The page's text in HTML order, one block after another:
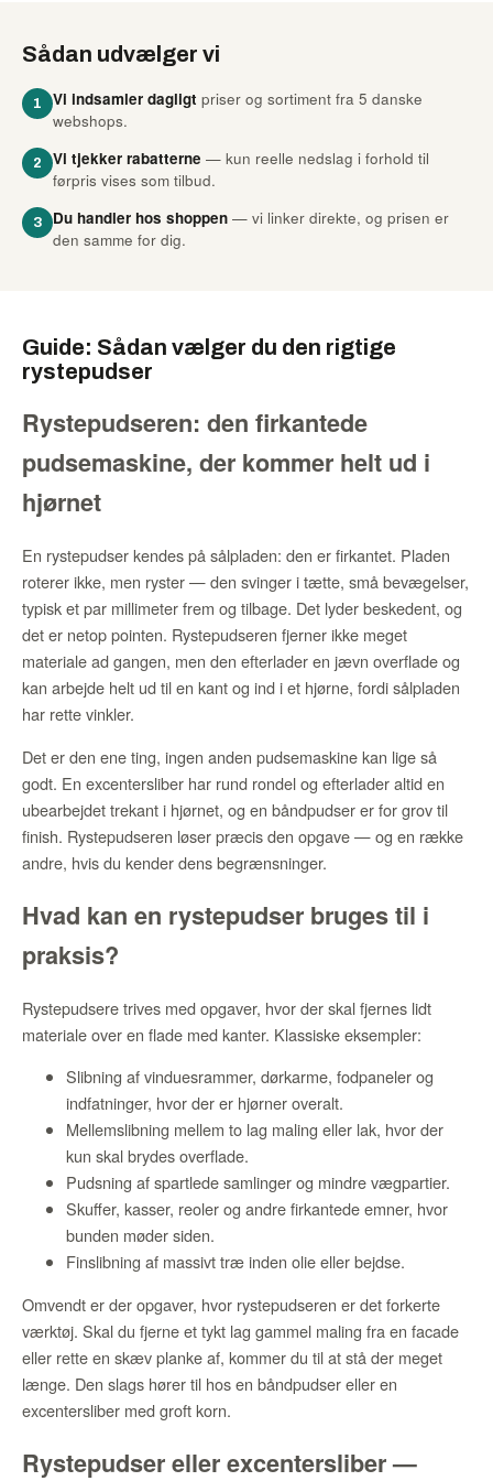
Sådan udvælger vi
1 Vi indsamler dagligt priser og sortiment fra 5 danske
webshops.
2 Vi tjekker rabatterne — kun reelle nedslag i forhold til
førpris vises som tilbud.
3 Du handler hos shoppen — vi linker direkte, og prisen er
den samme for dig.
Guide: Sådan vælger du den rigtige
rystepudser
Rystepudseren: den firkantede
pudsemaskine, der kommer helt ud i
hjørnet
En rystepudser kendes på sålpladen: den er firkantet. Pladen
roterer ikke, men ryster — den svinger i tætte, små bevægelser,
typisk et par millimeter frem og tilbage. Det lyder beskedent, og
det er netop pointen. Rystepudseren fjerner ikke meget
materiale ad gangen, men den efterlader en jævn overflade og
kan arbejde helt ud til en kant og ind i et hjørne, fordi sålpladen
har rette vinkler.
Det er den ene ting, ingen anden pudsemaskine kan lige så
godt. En excentersliber har rund rondel og efterlader altid en
ubearbejdet trekant i hjørnet, og en båndpudser er for grov til
finish. Rystepudseren løser præcis den opgave — og en række
andre, hvis du kender dens begrænsninger.
Hvad kan en rystepudser bruges til i
praksis?
Rystepudsere trives med opgaver, hvor der skal fjernes lidt
materiale over en flade med kanter. Klassiske eksempler:
Slibning af vinduesrammer, dørkarme, fodpaneler og
indfatninger, hvor der er hjørner overalt.
Mellemslibning mellem to lag maling eller lak, hvor der
kun skal brydes overflade.
Pudsning af spartlede samlinger og mindre vægpartier.
Skuffer, kasser, reoler og andre firkantede emner, hvor
bunden møder siden.
Finslibning af massivt træ inden olie eller bejdse.
Omvendt er der opgaver, hvor rystepudseren er det forkerte
værktøj. Skal du fjerne et tykt lag gammel maling fra en facade
eller rette en skæv planke af, kommer du til at stå der meget
længe. Den slags hører til hos en båndpudser eller en
excentersliber med groft korn.
Rystepudser eller excentersliber —